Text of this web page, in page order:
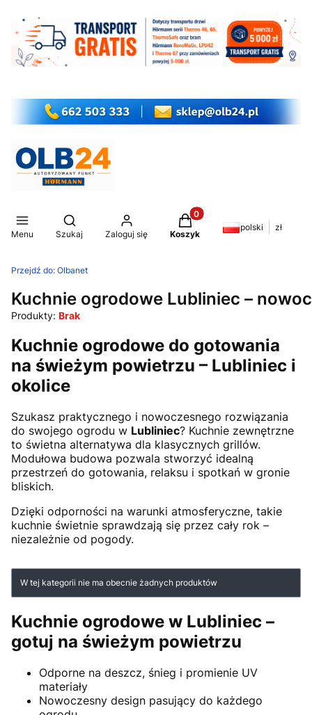
Menu
Otwórz wyszukiwarkę
Szukaj Zaloguj się
Produkty w koszyku: 0.
Koszyk
polski zł
Przejdź do: Olbanet
Kuchnie ogrodowe Lubliniec –
Produkty: Brak
Kuchnie ogrodowe do gotowania
na świeżym powietrzu – Lubliniec i
okolice
Szukasz praktycznego i nowoczesnego rozwiązania
do swojego ogrodu w Lubliniec? Kuchnie zewnętrzne
to świetna alternatywa dla klasycznych grillów.
Modułowa budowa pozwala stworzyć idealną
przestrzeń do gotowania, relaksu i spotkań w gronie
bliskich.
Dzięki odporności na warunki atmosferyczne, takie
kuchnie świetnie sprawdzają się przez cały rok –
niezależnie od pogody.
Lista produktów
W tej kategorii nie ma obecnie żadnych produktów
Kuchnie ogrodowe w Lubliniec –
gotuj na świeżym powietrzu
Odporne na deszcz, śnieg i promienie UV
materiały
Nowoczesny design pasujący do każdego